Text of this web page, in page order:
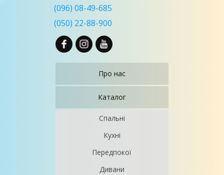
(096) 08-49-685
(050) 22-88-900
Про нас
Каталог
Спальні
Кухні
Передпокої
Дивани